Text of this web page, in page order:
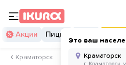
Это ваш
Акции Пицца
Краматорск